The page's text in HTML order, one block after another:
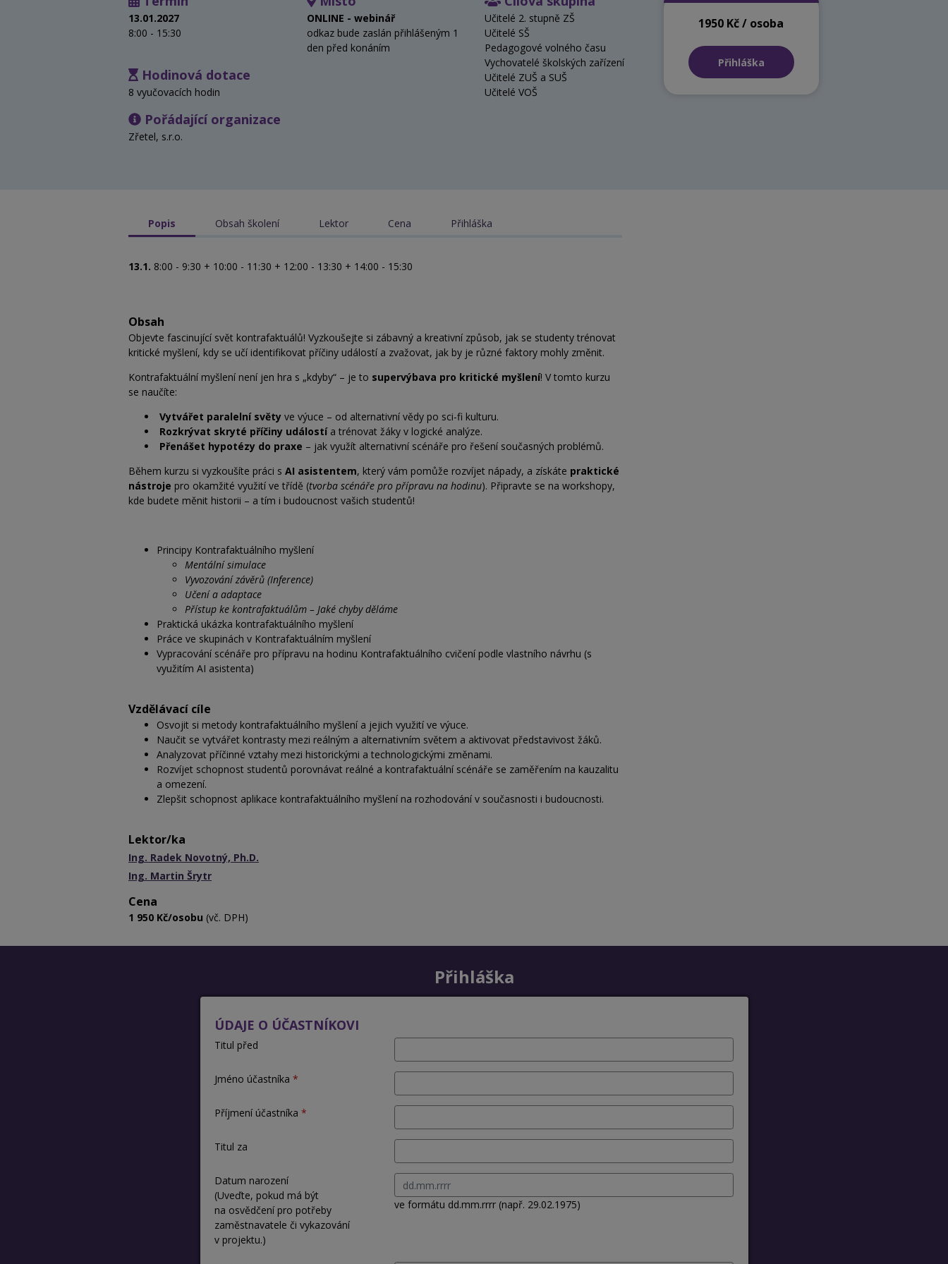
13.01.2027
8:00 - 15:30
ONLINE - webinář
odkaz bude zaslán přihlášeným 1
den před konáním
Hodinová dotace
8 vyučovacích hodin
Pořádající organizace
Zřetel, s.r.o.
Učitelé 2. stupně ZŠ
Učitelé SŠ
Pedagogové volného času
Vychovatelé školských zařízení
Učitelé ZUŠ a SUŠ
Učitelé VOŠ
1950 Kč / osoba
Přihláška
Popis Obsah školení Lektor Cena Přihláška
13.1. 8:00 - 9:30 + 10:00 - 11:30 + 12:00 - 13:30 + 14:00 - 15:30
Obsah
Objevte fascinující svět kontrafaktuálů! Vyzkoušejte si zábavný a kreativní způsob, jak se studenty trénovat
kritické myšlení, kdy se učí identifikovat příčiny událostí a zvažovat, jak by je různé faktory mohly změnit.
Kontrafaktuální myšlení není jen hra s „kdyby“ – je to supervýbava pro kritické myšlení! V tomto kurzu
se naučíte:
Vytvářet paralelní světy ve výuce – od alternativní vědy po sci-fi kulturu.
Rozkrývat skryté příčiny událostía trénovat žáky v logické analýze.
Přenášet hypotézy do praxe – jak využít alternativní scénáře pro řešení současných problémů.
Během kurzu si vyzkoušíte práci s AI asistentem, který vám pomůže rozvíjet nápady, a získáte praktické
nástroje pro okamžité využití ve třídě (tvorba scénáře pro přípravu na hodinu). Připravte se na workshopy,
kde budete měnit historii – a tím i budoucnost vašich studentů!
Principy Kontrafaktuálního myšlení
Mentální simulace
Vyvozování závěrů (Inference)
Učení a adaptace
Přístup ke kontrafaktuálům – Jaké chyby děláme
Praktická ukázka kontrafaktuálního myšlení
Práce ve skupinách v Kontrafaktuálním myšlení
Vypracování scénáře pro přípravu na hodinu Kontrafaktuálního cvičení podle vlastního návrhu (s
využitím AI asistenta)
Vzdělávací cíle
Osvojit si metody kontrafaktuálního myšlení a jejich využití ve výuce.
Naučit se vytvářet kontrasty mezi reálným a alternativním světem a aktivovat představivost žáků.
Analyzovat příčinné vztahy mezi historickými a technologickými změnami.
Rozvíjet schopnost studentů porovnávat reálné a kontrafaktuální scénáře se zaměřením na kauzalitu
a omezení.
Zlepšit schopnost aplikace kontrafaktuálního myšlení na rozhodování v současnosti i budoucnosti.
Lektor/ka
Ing. Radek Novotný, Ph.D.
Ing. Martin Šrytr
Cena
1 950 Kč/osobu (vč. DPH)
Přihláška
ÚDAJE O ÚČASTNÍKOVI
Titul před
Jméno účastníka
Příjmení účastníka
Titul za
Datum narození
(Uveďte, pokud má být
na osvědčení pro potřeby
zaměstnavatele či vykazování
v projektu.)
ve formátu dd.mm.rrrr (např. 29.02.1975)